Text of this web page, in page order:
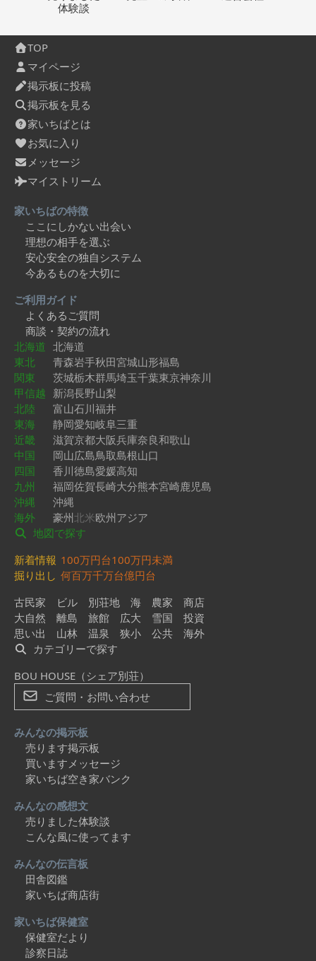
体験談
TOP
マイページ
掲示板に投稿
掲示板を見る
家いちばとは
お気に入り
メッセージ
マイストリーム
家いちばの特徴
ここにしかない出会い
理想の相手を選ぶ
安心安全の独自システム
今あるものを大切に
ご利用ガイド
よくあるご質問
商談・契約の流れ
北海道 北海道
東北
青森岩手秋田宮城山形福島
関東
茨城栃木群馬埼玉千葉東京神奈川
甲信越 新潟長野山梨
北陸
富山石川福井
東海
静岡愛知岐阜三重
近畿
滋賀京都大阪兵庫奈良和歌山
中国
岡山広島鳥取島根山口
四国
香川徳島愛媛高知
九州
福岡佐賀長崎大分熊本宮崎鹿児島
沖縄
沖縄
海外
豪州北米欧州アジア
地図で探す
新着情報 100万円台100万円未満
掘り出し 何百万千万台億円台
古民家
ビル 別荘地 海 農家
商店
大自然
離島 旅館 広大 雪国
投資
思い出
山林 温泉 狭小 公共
海外
カテゴリーで探す
BOU HOUSE（シェア別荘）
ご質問・お問い合わせ
みんなの掲示板
売ります掲示板
買いますメッセージ
家いちば空き家バンク
みんなの感想文
売りました体験談
こんな風に使ってます
みんなの伝言板
田舎図鑑
家いちば商店街
家いちば保健室
保健室だより
診察日誌